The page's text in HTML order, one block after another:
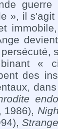
», il
«
des
1986),